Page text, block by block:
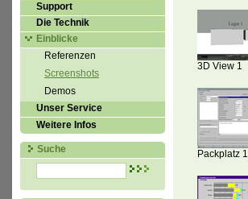
Support
Die Technik
Einblicke
Referenzen
Screenshots
Demos
Unser Service
Weitere Infos
Suche
3D View 1
Packplatz 1